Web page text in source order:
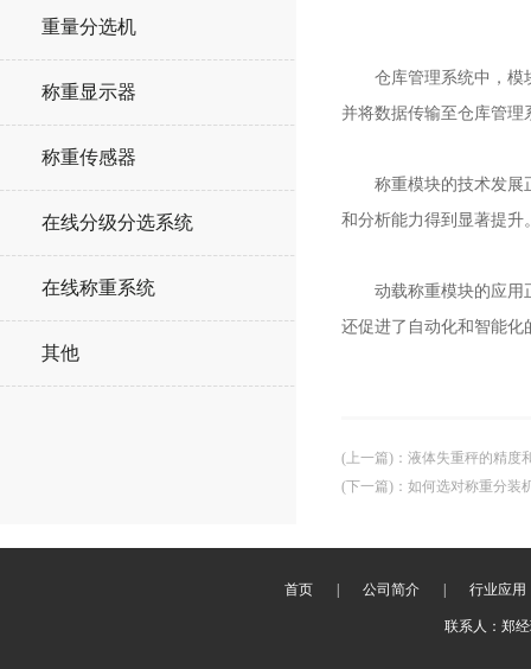
重量分选机
称重显示器
称重传感器
在线分级分选系统
在线称重系统
其他
仓库管理系统中，模块
并将数据传输至仓库管
称重模块的技术发展正
和分析能力得到显著提升
动载称重模块的应用正
还促进了自动化和智能化
(上一篇) ： 液体失重秤的精度
(下一篇) ： 如何选对称重分装
首页 | 公司简介 | 行业应用
联系人：郑